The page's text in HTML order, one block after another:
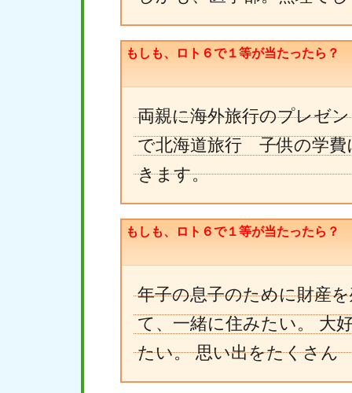
もしも、ロト６で１等が当たったら？
両親に海外旅行のプレゼ
で北海道旅行 子供の学費
きます。
もしも、ロト６で１等が当たったら？
年子の息子のために財産
て、一緒に住みたい。 大
たい。 思い出をたくさん